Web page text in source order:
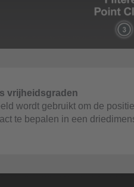
vrijheidsgraden
wordt gebruikt om de
te bepalen in een